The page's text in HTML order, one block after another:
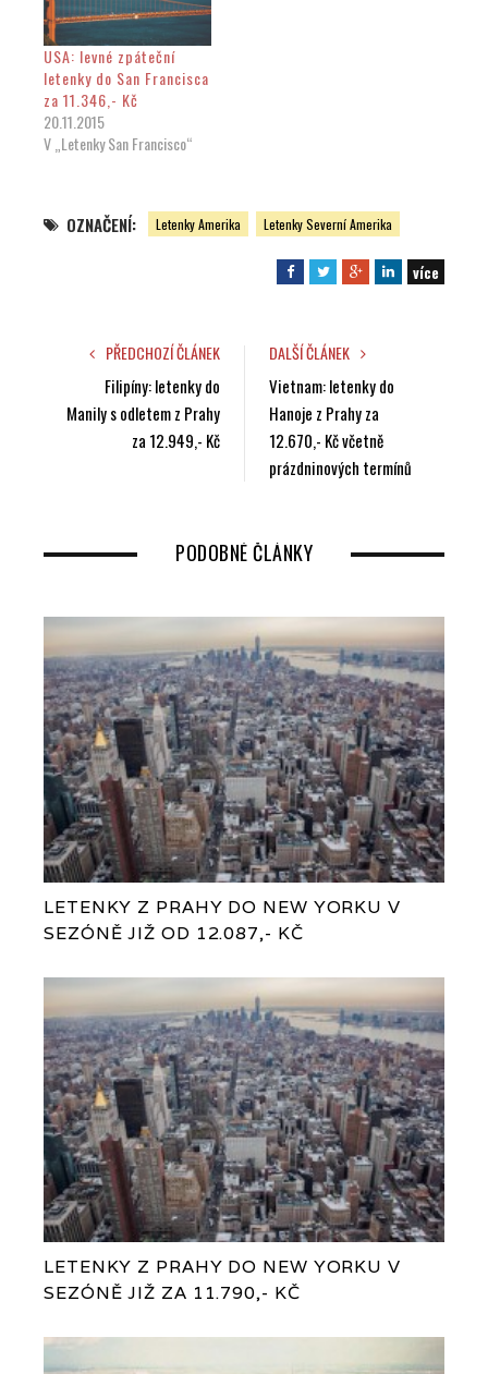
USA: levné zpáteční
letenky do San Francisca
za 11.346,- Kč
20.11.2015
V „Letenky San Francisco“
OZNAČENÍ: Letenky Amerika Letenky Severní Amerika
F
e
o
o
k
T
t
e
r
G
e
+
L
více
PŘEDCHOZÍ ČLÁNEK
Filipíny: letenky do
Manily s odletem z Prahy
za 12.949,- Kč
DALŠÍ ČLÁNEK
Vietnam: letenky do
Hanoje z Prahy za
12.670,- Kč včetně
prázdninových termínů
PODOBNÉ ČLÁNKY
LETENKY Z PRAHY DO NEW YORKU V
SEZÓNĚ JIŽ OD 12.087,- KČ
LETENKY Z PRAHY DO NEW YORKU V
SEZÓNĚ JIŽ ZA 11.790,- KČ